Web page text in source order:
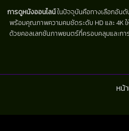
การดูหนังออนไลน์ในปัจจุบันคือทางเลือกอันดั
พร้อมคุณภาพความคมชัดระดับ HD และ 4K
ด้วยคอลเลกชันภาพยนตร์ที่ครอบคลุมและกา
หน้